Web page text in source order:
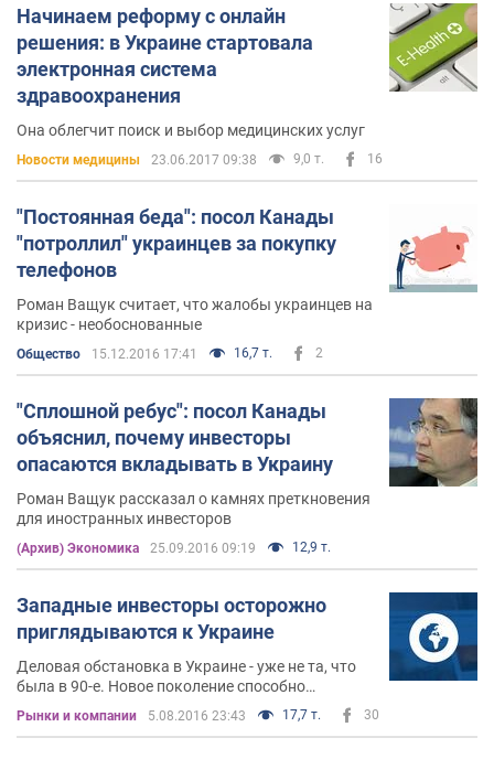
Начинаем реформу с онлайн
решения: в Украине стартовала
электронная система
здравоохранения
Она облегчит поиск и выбор медицинских услуг
Новости медицины 23.06.2017 09:38 9,0 т. 16
"Постоянная беда": посол Канады
"потроллил" украинцев за покупку
телефонов
Роман Ващук считает, что жалобы украинцев на
кризис - необоснованные
Общество 15.12.2016 17:41 16,7 т. 2
"Сплошной ребус": посол Канады
объяснил, почему инвесторы
опасаются вкладывать в Украину
Роман Ващук рассказал о камнях преткновения
для иностранных инвесторов
(Архив) Экономика 25.09.2016 09:19 12,9 т.
Западные инвесторы осторожно
приглядываются к Украине
Деловая обстановка в Украине - уже не та, что
была в 90-е. Новое поколение способно
объясняться на языке, понятном западным
инвесторам
Рынки и компании 5.08.2016 23:43 17,7 т. 30